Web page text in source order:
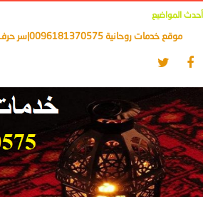
أحدث المواضيع
موقع خدمات روحانية 0096181370575|سر حرف الآلف فى الجلب والمحبة